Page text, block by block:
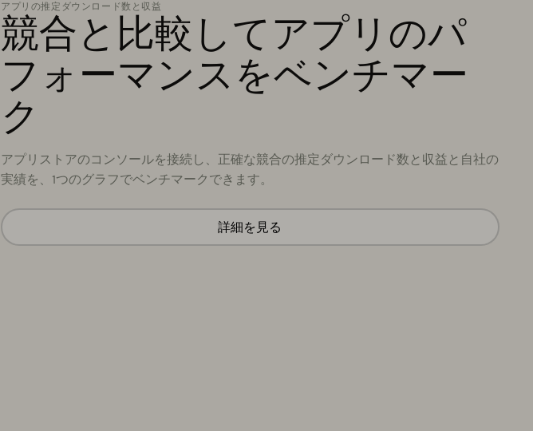
アプリの推定ダウンロード数と収益
競合と比較してアプリのパ
フォーマンスをベンチマー
ク
アプリストアのコンソールを接続し、正確な競合の推定ダウンロード数と収益と自社の
実績を、1つのグラフでベンチマークできます。
詳細を見る